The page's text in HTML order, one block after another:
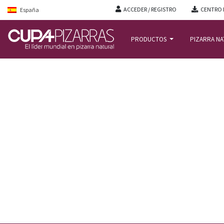
España ACCEDER / REGISTRO CENTRO
PRODUCTOS PIZARRA